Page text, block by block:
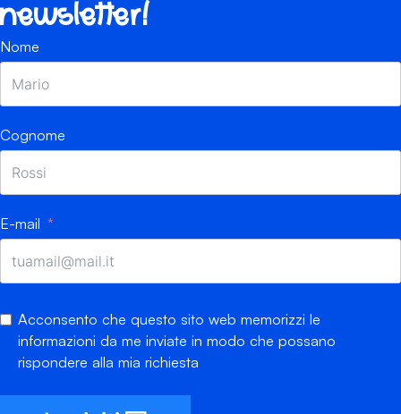
newsletter!
Nome
Cognome
E-mail
Acconsento che questo sito web memorizzi le
informazioni da me inviate in modo che possano
rispondere alla mia richiesta